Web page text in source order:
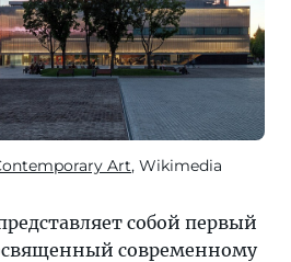
Art, Wikimedia
собой первый
современному